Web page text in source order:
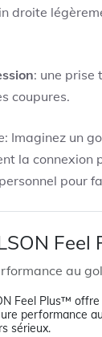
droite
: une prise
coupures.
: Imaginez un
la
pour
Feel
au
Feel Plus™
performance
sérieux.